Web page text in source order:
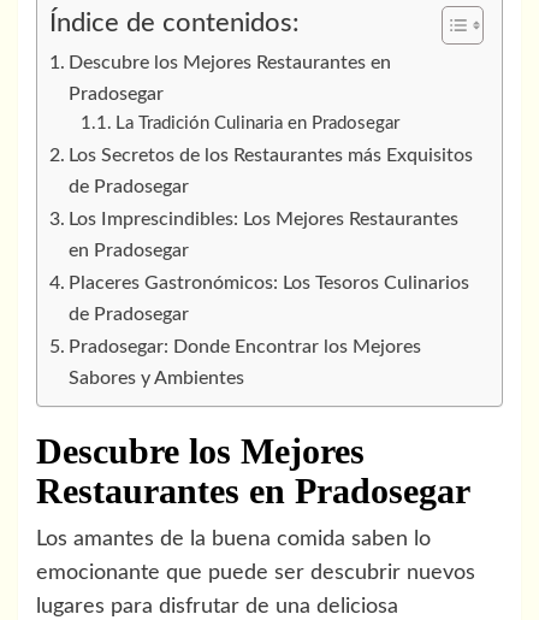
Índice de contenidos:
Descubre los Mejores Restaurantes en
Pradosegar
La Tradición Culinaria en Pradosegar
Los Secretos de los Restaurantes más Exquisitos
de Pradosegar
Los Imprescindibles: Los Mejores Restaurantes
en Pradosegar
Placeres Gastronómicos: Los Tesoros Culinarios
de Pradosegar
Pradosegar: Donde Encontrar los Mejores
Sabores y Ambientes
Descubre los Mejores
Restaurantes en Pradosegar
Los amantes de la buena comida saben lo
emocionante que puede ser descubrir nuevos
lugares para disfrutar de una deliciosa